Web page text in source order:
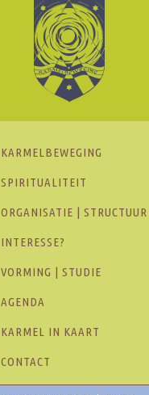
KARMELBEWEGING
SPIRITUALITEIT
ORGANISATIE | STRUCTUUR
INTERESSE?
VORMING | STUDIE
AGENDA
KARMEL IN KAART
CONTACT